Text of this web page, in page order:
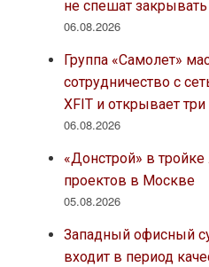
не спешат
06.08.2026
Группа «Самолет»
сотрудничество с
XFIT и открывает
06.08.2026
«Донстрой» в
проектов в Москве
05.08.2026
Западный офисный
входит в период